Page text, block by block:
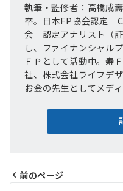
執筆・監修者：高橋成
卒。日本FP協会認定
会 認定アナリスト（
し、ファイナンシャル
ＦＰとして活動中。寿
社、株式会社ライフデ
お金の先生としてメディ
前のページ